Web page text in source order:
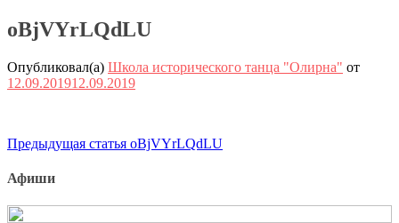
oBjVYrLQdLU
Опубликовал(а) Школа исторического танца "Олирна" от
12.09.201912.09.2019
Продолжить
чтение
Предыдущая статья oBjVYrLQdLU
Афиши